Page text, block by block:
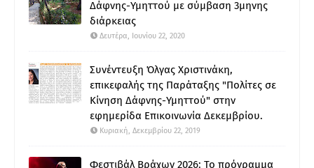
Δάφνης-Υμηττού με σύμβαση 3μηνης
διάρκειας
Δευτέρα, Ιουνίου 22, 2020
Συνέντευξη Όλγας Χριστινάκη,
επικεφαλής της Παράταξης "Πολίτες σε
Κίνηση Δάφνης-Υμηττού" στην
εφημερίδα Επικοινωνία Δεκεμβρίου.
Κυριακή, Δεκεμβρίου 22, 2019
Φεστιβάλ Βράχων 2026: Το πρόγραμμα